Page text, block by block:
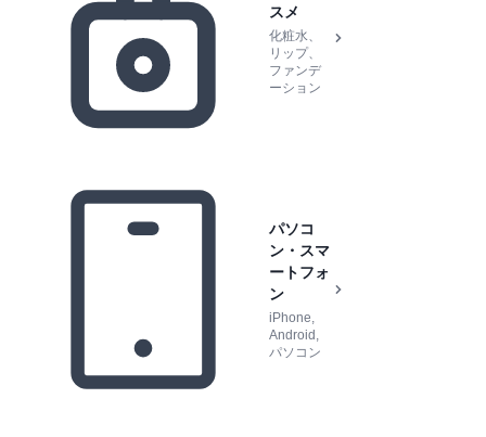
スメ
化粧水、
リップ、
ファンデ
ーション
パソコ
ン・スマ
ートフォ
ン
iPhone,
Android,
パソコン